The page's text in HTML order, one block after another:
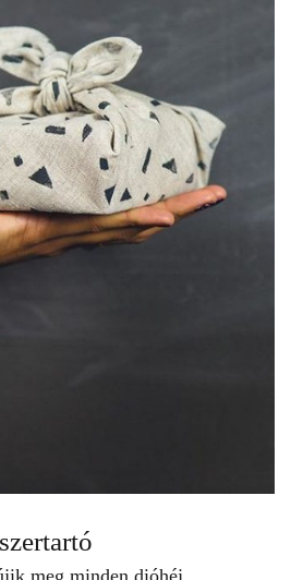
meg minden dióhéj